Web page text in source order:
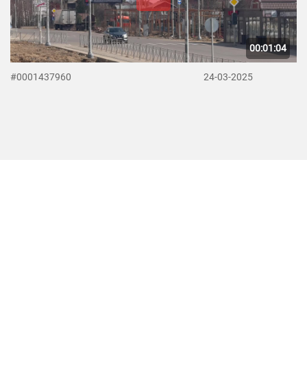
00:01:04
#0001437960 24-03-2025